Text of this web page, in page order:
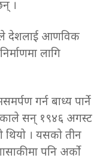
।
देशलाई आणविक
लागि
गर्न बाध्य पार्ने
सन् १९४६ अगस्ट
थियो । यसको तीन
पनि अर्को